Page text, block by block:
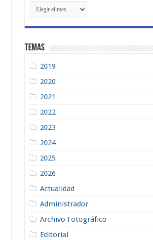
Contenidos
Recientes
Temas
2019
2020
2021
2022
2023
2024
2025
2026
Actualidad
Administrador
Archivo Fotográfico
Editorial